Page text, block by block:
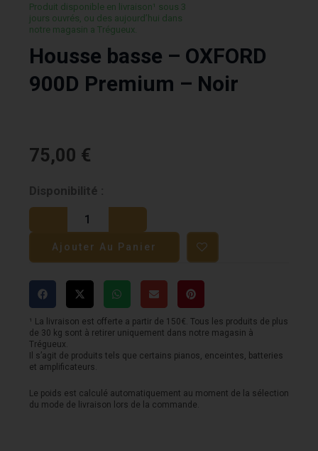
Produit disponible en livraison¹ sous 3
jours ouvrés, ou des aujourd’hui dans
notre magasin a Trégueux.
Housse basse – OXFORD
900D Premium – Noir
75,00 €
Disponibilité :
quantité
de
Housse
basse
OXFORD
900D
Premium
-
Ajouter Au Panier
¹ La livraison est offerte a partir de 150€. Tous les produits de plus
de 30 kg sont à retirer uniquement dans notre magasin à
Trégueux.
Il s’agit de produits tels que certains pianos, enceintes, batteries
et amplificateurs.
Le poids est calculé automatiquement au moment de la sélection
du mode de livraison lors de la commande.